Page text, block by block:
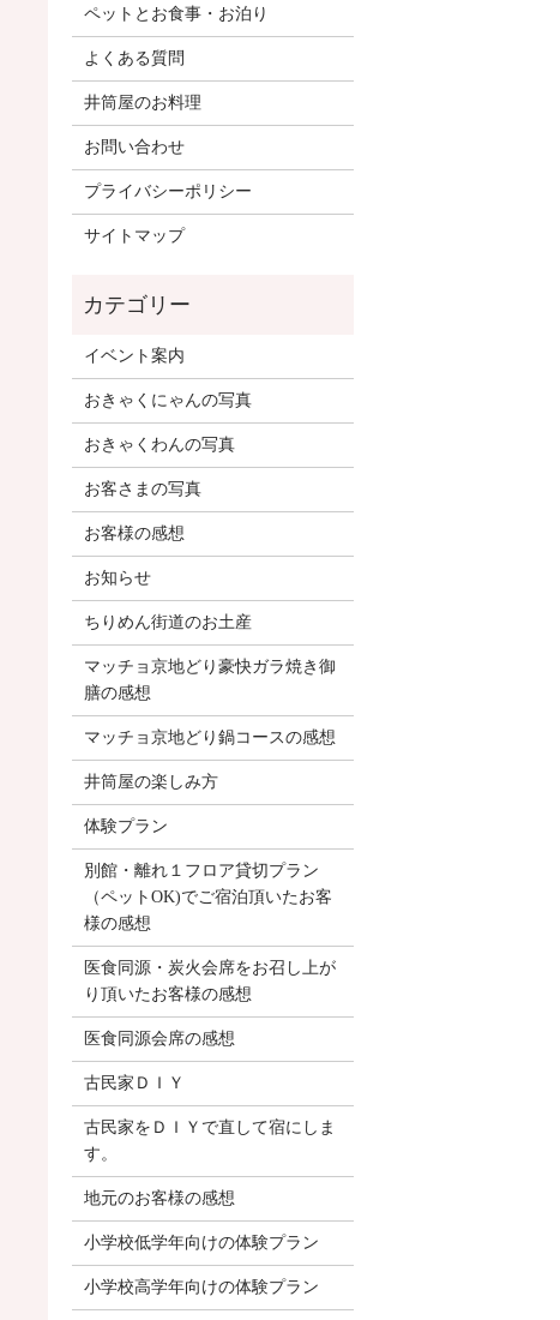
ペットとお食事・お泊り
よくある質問
井筒屋のお料理
お問い合わせ
プライバシーポリシー
サイトマップ
イベント案内
おきゃくにゃんの写真
おきゃくわんの写真
お客さまの写真
お客様の感想
お知らせ
ちりめん街道のお土産
マッチョ京地どり豪快ガラ焼き御
膳の感想
マッチョ京地どり鍋コースの感想
井筒屋の楽しみ方
体験プラン
別館・離れ１フロア貸切プラン
（ペットOK)でご宿泊頂いたお客
様の感想
医食同源・炭火会席をお召し上が
り頂いたお客様の感想
医食同源会席の感想
古民家ＤＩＹ
古民家をＤＩＹで直して宿にしま
す。
地元のお客様の感想
小学校低学年向けの体験プラン
小学校高学年向けの体験プラン